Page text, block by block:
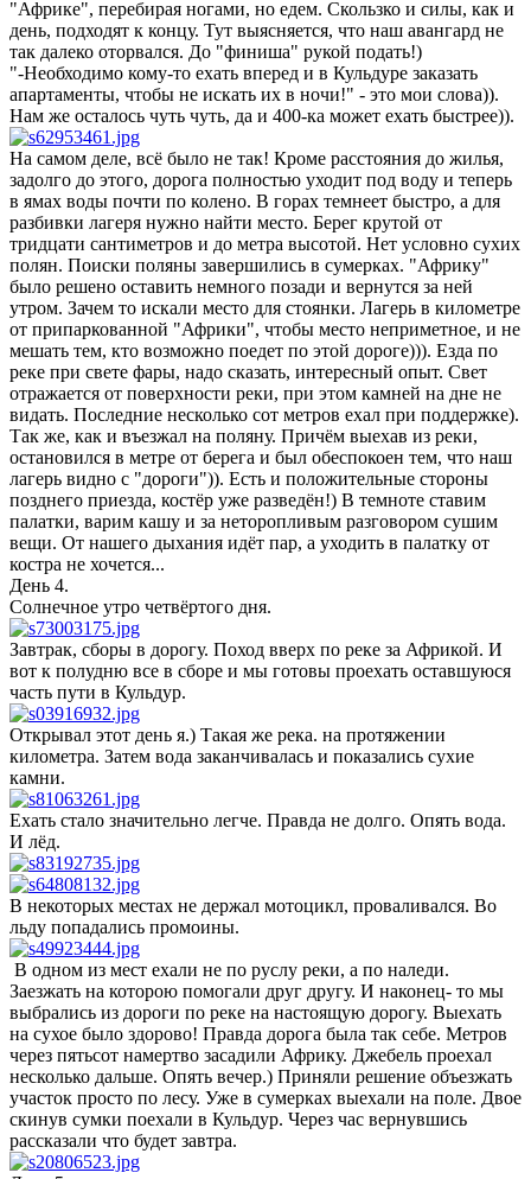
"Африке", перебирая ногами, но едем. Скользко и силы, как и
день, подходят к концу. Тут выясняется, что наш авангард не
так далеко оторвался. До "финиша" рукой подать!)
"-Необходимо кому-то ехать вперед и в Кульдуре заказать
апартаменты, чтобы не искать их в ночи!" - это мои слова)).
Нам же осталось чуть чуть, да и 400-ка может ехать быстрее)).
На самом деле, всё было не так! Кроме расстояния до жилья,
задолго до этого, дорога полностью уходит под воду и теперь
в ямах воды почти по колено. В горах темнеет быстро, а для
разбивки лагеря нужно найти место. Берег крутой от
тридцати сантиметров и до метра высотой. Нет условно сухих
полян. Поиски поляны завершились в сумерках. "Африку"
было решено оставить немного позади и вернутся за ней
утром. Зачем то искали место для стоянки. Лагерь в километре
от припаркованной "Африки", чтобы место неприметное, и не
мешать тем, кто возможно поедет по этой дороге))). Езда по
реке при свете фары, надо сказать, интересный опыт. Свет
отражается от поверхности реки, при этом камней на дне не
видать. Последние несколько сот метров ехал при поддержке).
Так же, как и въезжал на поляну. Причём выехав из реки,
остановился в метре от берега и был обеспокоен тем, что наш
лагерь видно с "дороги")). Есть и положительные стороны
позднего приезда, костёр уже разведён!) В темноте ставим
палатки, варим кашу и за неторопливым разговором сушим
вещи. От нашего дыхания идёт пар, а уходить в палатку от
костра не хочется...
День 4.
Солнечное утро четвёртого дня.
Завтрак, сборы в дорогу. Поход вверх по реке за Африкой. И
вот к полудню все в сборе и мы готовы проехать оставшуюся
часть пути в Кульдур.
Открывал этот день я.) Такая же река. на протяжении
километра. Затем вода заканчивалась и показались сухие
камни.
Ехать стало значительно легче. Правда не долго. Опять вода.
И лёд.
В некоторых местах не держал мотоцикл, проваливался. Во
льду попадались промоины.
В одном из мест ехали не по руслу реки, а по наледи.
Заезжать на которою помогали друг другу. И наконец- то мы
выбрались из дороги по реке на настоящую дорогу. Выехать
на сухое было здорово! Правда дорога была так себе. Метров
через пятьсот намертво засадили Африку. Джебель проехал
несколько дальше. Опять вечер.) Приняли решение объезжать
участок просто по лесу. Уже в сумерках выехали на поле. Двое
скинув сумки поехали в Кульдур. Через час вернувшись
рассказали что будет завтра.